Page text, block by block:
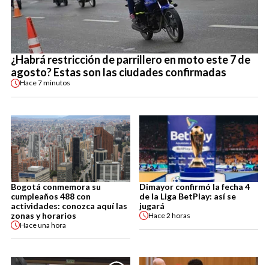
¿Habrá restricción de parrillero en moto este 7 de
agosto? Estas son las ciudades confirmadas
Hace7 minutos
Bogotá conmemora su
cumpleaños 488 con
actividades: conozca aquí las
zonas y horarios
Haceuna hora
Dimayor confirmó la fecha 4
de la Liga BetPlay: así se
jugará
Hace2 horas